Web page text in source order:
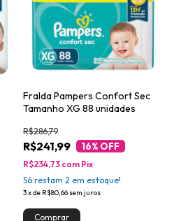
Fralda Pampers Confort Sec
Tamanho XG 88 unidades
R$241,99
R$286,79
16% OFF
3xde R$80,66 sem juros
R$234,73 com Pix
Só restam 2 em estoque!